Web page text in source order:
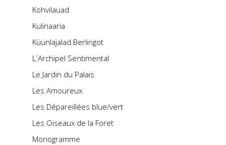
Kohvilauad
Kulinaaria
Küünlajalad Berlingot
L´Archipel Sentimental
Le Jardin du Palais
Les Amoureux
Les Dépareillées blue/vert
Les Oiseaux de la Foret
Monogramme